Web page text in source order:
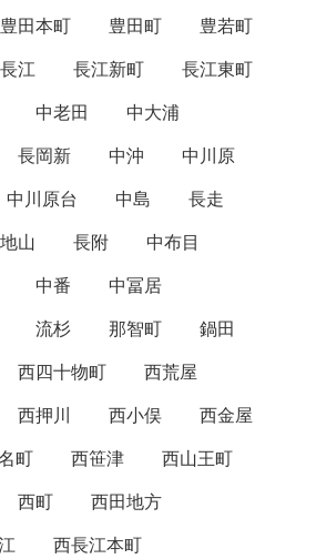
豊田本町 豊田町
豊若町
長江 長江新町
長江東町
中老田
中大浦
長岡新 中沖
中川原
中川原台 中島
長走
山 長附
中布目
中番
中冨居
流杉 那智町
鍋田
西四十物町
西荒屋
西押川 西小俣
西金屋
町 西笹津
西山王町
西町
西田地方
西長江本町